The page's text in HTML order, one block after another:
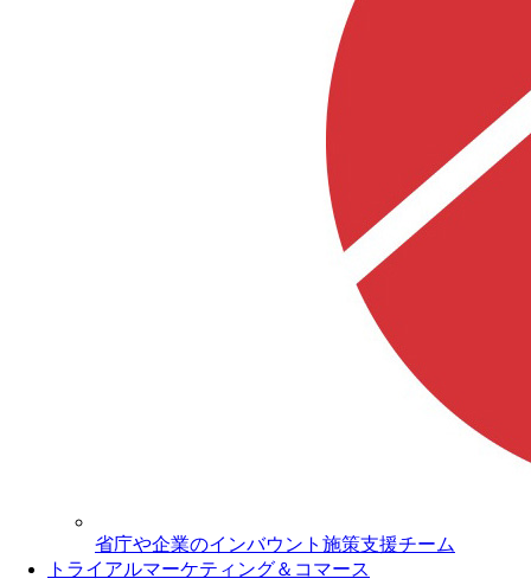
省庁や企業のインバウント施策支援チーム
トライアルマーケティング＆コマース